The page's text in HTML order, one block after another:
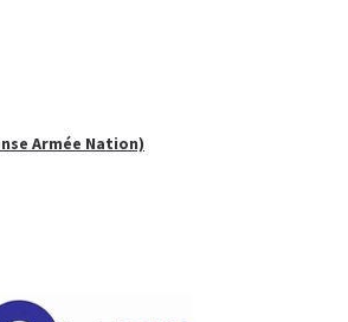
Armée Nation)